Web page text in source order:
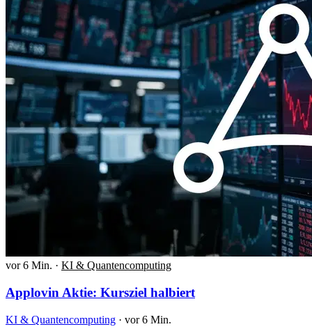
vor 6 Min. · KI & Quantencomputing
Applovin Aktie: Kursziel halbiert
KI & Quantencomputing · vor 6 Min.